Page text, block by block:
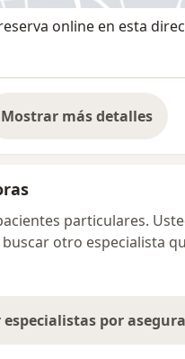
online en esta
Mostrar más detalles
sobre la
particulares.
otro especialista
especialistas por